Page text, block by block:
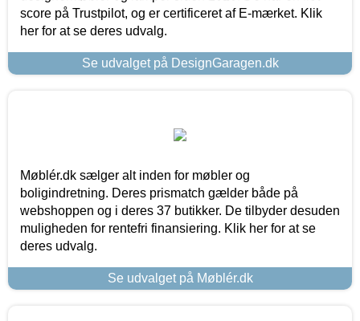
score på Trustpilot, og er certificeret af E-mærket. Klik
her for at se deres udvalg.
Se udvalget på DesignGaragen.dk
Møblér.dk sælger alt inden for møbler og
boligindretning. Deres prismatch gælder både på
webshoppen og i deres 37 butikker. De tilbyder desuden
muligheden for rentefri finansiering. Klik her for at se
deres udvalg.
Se udvalget på Møblér.dk